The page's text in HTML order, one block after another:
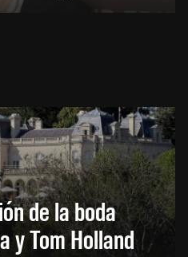
de la boda
y Tom Holland